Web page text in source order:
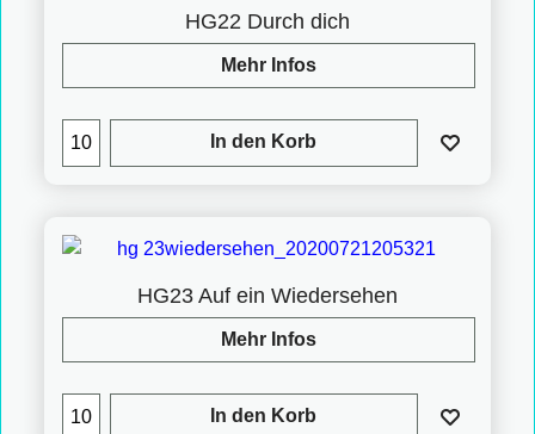
HG22 Durch dich
Mehr Infos
In den Korb
HG23 Auf ein Wiedersehen
Mehr Infos
In den Korb